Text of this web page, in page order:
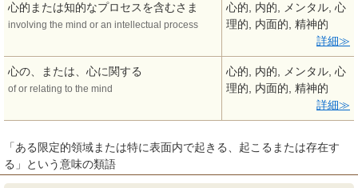
心的または知的なプロセスを含むさま
involving the mind or an intellectual process
心的, 内的, メンタル, 心
理的, 内面的, 精神的
詳細
心の、または、心に関する
of or relating to the mind
心的, 内的, メンタル, 心
理的, 内面的, 精神的
詳細
「ある限定的領域または特に表面内で起きる、起こるまたは存在す
る」という意味の類語